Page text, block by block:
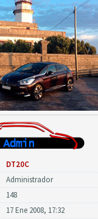
DT20C
Administrador
148
17 Ene 2008, 17:32